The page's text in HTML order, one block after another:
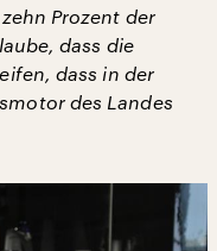
Prozent der
dass die
dass in der
des Landes